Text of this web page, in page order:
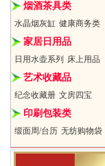
烟酒茶具类
水晶烟灰缸 健康商务类
家居日用品
日用水壶系列 床上用品
艺术收藏品
纪念收藏册 文房四宝
印刷包装类
缎面周/台历 无纺购物袋